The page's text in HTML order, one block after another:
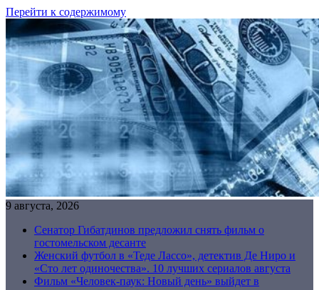
Перейти к содержимому
9 августа, 2026
Сенатор Гибатдинов предложил снять фильм о
гостомельском десанте
Женский футбол в «Теде Лассо», детектив Де Ниро и
«Сто лет одиночества». 10 лучших сериалов августа
Фильм «Человек-паук: Новый день» выйдет в